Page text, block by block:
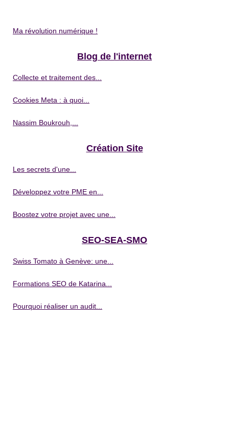
Ma révolution numérique !
Blog de l'internet
Collecte et traitement des...
Cookies Meta : à quoi...
Nassim Boukrouh,...
Création Site
Les secrets d'une...
Développez votre PME en...
Boostez votre projet avec une...
SEO-SEA-SMO
Swiss Tomato à Genève: une...
Formations SEO de Katarina...
Pourquoi réaliser un audit...